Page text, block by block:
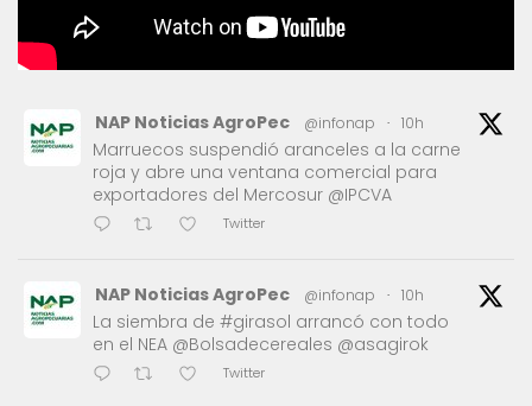
NAP Noticias AgroPec @infonap · 10h
Marruecos suspendió aranceles a la carne
roja y abre una ventana comercial para
exportadores del Mercosur @IPCVA
Twitter
NAP Noticias AgroPec @infonap · 10h
La siembra de #girasol arrancó con todo
en el NEA @Bolsadecereales @asagirok
Twitter